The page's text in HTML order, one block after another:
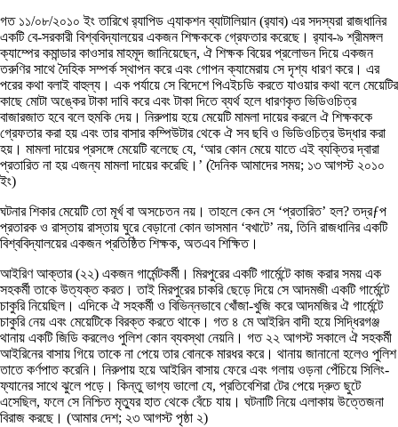
গত ১১/০৮/২০১০ ইং তারিখে র‌্যাপিড এ্যাকশন ব্যাটালিয়ান (র‌্যাব) এর সদস্যরা রাজধানির
একটি বে-সরকারী বিশ্ববিদ্যালয়ের একজন শিক্ষককে গ্রেফতার করেছে। র‌্যাব-৯ শ্রীমঙ্গল
ক্যাম্পের কমান্ডার কাওসার মাহমূদ জানিয়েছেন, ঐ শিক্ষক বিয়ের প্রলোভন দিয়ে একজন
তরুণির সাথে দৈহিক সম্পর্ক স্থাপন করে এবং গোপন ক্যামেরায় সে দৃশ্য ধারণ করে। এর
পরের কথা বলাই বাহুল্য। এক পর্যায়ে সে বিদেশে পিএইচডি করতে যাওয়ার কথা বলে মেয়েটির
কাছে মোটা অঙ্কের টাকা দাবি করে এবং টাকা দিতে ব্যর্থ হলে ধারণকৃত ভিডিওচিত্র
বাজারজাত হবে বলে হুমকি দেয়। নিরুপায় হয়ে মেয়েটি মামলা দায়ের করলে ঐ শিক্ষককে
গ্রেফতার করা হয় এবং তার বাসার কম্পিউটার থেকে ঐ সব ছবি ও ভিডিওচিত্র উদ্ধার করা
হয়। মামলা দায়ের প্রসঙ্গে মেয়েটি বলেছে যে, ‘আর কোন মেয়ে যাতে এই ব্যক্তির দ্বারা
প্রতারিত না হয় এজন্য মামলা দায়ের করেছি।’ (দৈনিক আমাদের সময়; ১৩ আগস্ট ২০১০
ইং)
ঘটনার শিকার মেয়েটি তো মূর্খ বা অসচেতন নয়। তাহলে কেন সে ‘প্রতারিত’ হল? তদ্রƒপ
প্রতারক ও রাস্তায় রাস্তায় ঘুরে বেড়ানো কোন ভাসমান ‘বখাটে’ নয়, তিনি রাজধানির একটি
বিশ্ববিদ্যালয়ের একজন প্রতিষ্ঠিত শিক্ষক, অতএব শিক্ষিত।
আইরিণ আক্তার (২২) একজন গার্মেন্টকর্মী। মিরপুরের একটি গার্মেন্টে কাজ করার সময় এক
সহকর্মী তাকে উত্যক্ত করত। তাই মিরপুরের চাকরি ছেড়ে দিয়ে সে আদমজী একটি গার্মেন্টে
চাকুরি নিয়েছিল। এদিকে ঐ সহকর্মী ও বিভিন্নভাবে খোঁজা-খুজি করে আদমজির ঐ গার্মেন্টে
চাকুরি নেয় এবং মেয়েটিকে বিরক্ত করতে থাকে। গত ৪ মে আইরিন বাদী হয়ে সিদ্ধিরগঞ্জ
থানায় একটি জিডি করলেও পুলিশ কোন ব্যবস্থা নেয়নি। গত ২২ আগস্ট সকালে ঐ সহকর্মী
আইরিনের বাসায় গিয়ে তাকে না পেয়ে তার বোনকে মারধর করে। থানায় জানানো হলেও পুলিশ
তাতে কর্ণপাত করেনি। নিরুপায় হয়ে আইরিন বাসায় ফেরে এবং গলায় ওড়না পেঁচিয়ে সিলিং-
ফ্যানের সাথে ঝুলে পড়ে। কিন্তু ভাগ্য ভালো যে, প্রতিবেশিরা টের পেয়ে দ্রুত ছুটে
এসেছিল, ফলে সে নিশ্চিত মৃত্যুর হাত থেকে বেঁচে যায়। ঘটনাটি নিয়ে এলাকায় উত্তেজনা
বিরাজ করছে। (আমার দেশ; ২৩ আগস্ট পৃষ্ঠা ২)